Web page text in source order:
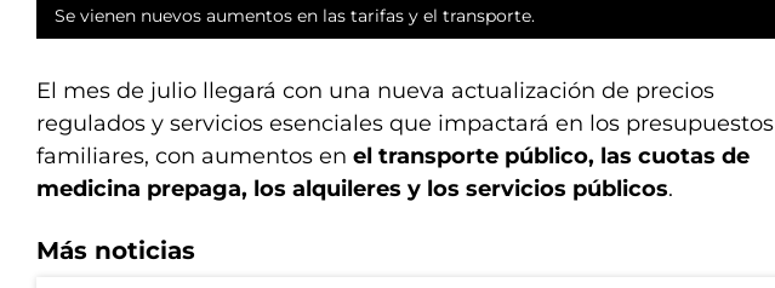
Se vienen nuevos aumentos en las tarifas y el transporte.
El mes de julio llegará con una nueva actualización de precios
regulados y servicios esenciales que impactará en los presupuestos
familiares, con aumentos en el transporte público, las cuotas de
medicina prepaga, los alquileres y los servicios públicos.
Más noticias